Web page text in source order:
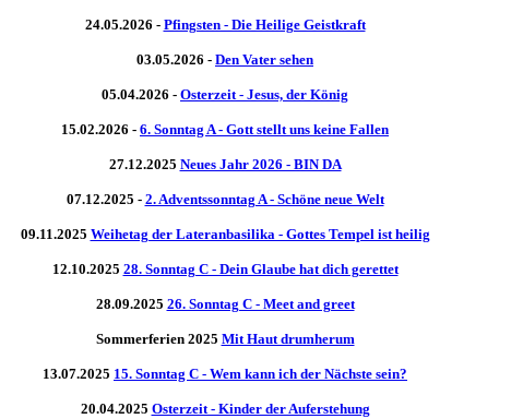
24.05.2026 - Pfingsten - Die Heilige Geistkraft
03.05.2026 - Den Vater sehen
05.04.2026 - Osterzeit - Jesus, der König
15.02.2026 - 6. Sonntag A - Gott stellt uns keine Fallen
27.12.2025 Neues Jahr 2026 - BIN DA
07.12.2025 - 2. Adventssonntag A - Schöne neue Welt
09.11.2025 Weihetag der Lateranbasilika - Gottes Tempel ist heilig
12.10.2025 28. Sonntag C - Dein Glaube hat dich gerettet
28.09.2025 26. Sonntag C - Meet and greet
Sommerferien 2025 Mit Haut drumherum
13.07.2025 15. Sonntag C - Wem kann ich der Nächste sein?
20.04.2025 Osterzeit - Kinder der Auferstehung